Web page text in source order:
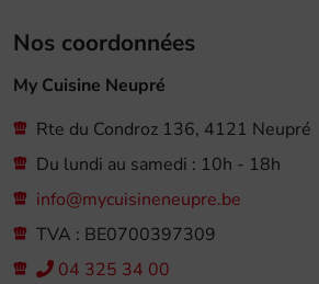
Nos coordonnées
My Cuisine Neupré
Rte du Condroz 136, 4121 Neupré
Du lundi au samedi : 10h - 18h
info@mycuisineneupre.be
TVA : BE0700397309
04 325 34 00